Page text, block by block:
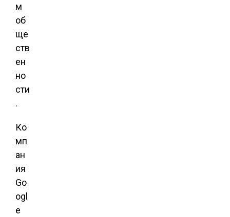
м
об
ще
ств
ен
но
сти
.
Ко
мп
ан
ия
Go
ogl
e